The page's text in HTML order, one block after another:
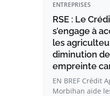
ENTREPRISES
RSE : Le
s’engage à
les
diminution
empreinte
EN BREF Crédit
Morbihan aide